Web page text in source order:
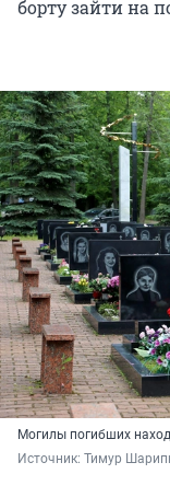
борту зайти на
Могилы погибших
Источник: Тимур